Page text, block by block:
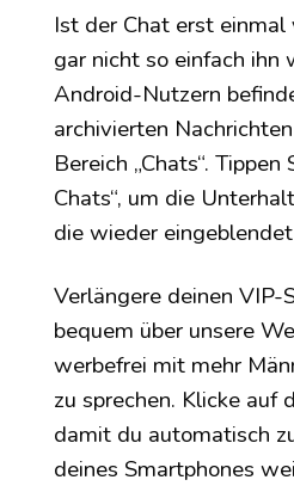
Ist der Chat erst
gar nicht so einfach ihn
Android-Nutzern
archivierten
Bereich „Chats“.
Chats“, um die
die wieder
Verlängere deinen VIP-
bequem über unsere
werbefrei mit mehr
zu sprechen. Klicke auf
damit du automatisch
deines Smartphones